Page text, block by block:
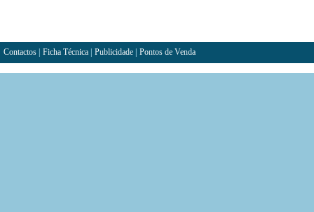
Contactos Ficha Técnica Publicidade Pontos de Venda